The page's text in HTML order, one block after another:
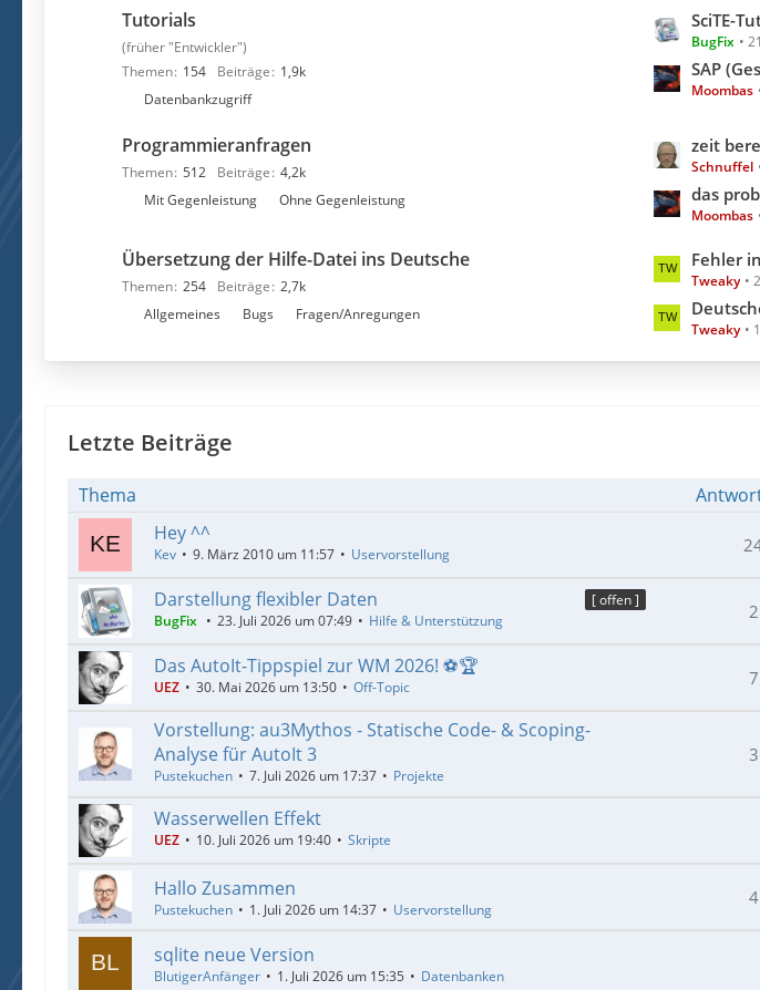
e
n
e
i
t
r
g
e
e
r
f
e
n
Tutorials
(früher "Entwickler")
Themen 154 Beiträge 1,9k
L
e
t
z
e
B
e
i
r
ä
g
e
SciTE-
BugFix
SAP
Moombas
t
e
o
r
e
Datenbankzugriff
Programmieranfragen
Themen 512 Beiträge 4,2k
L
e
t
z
e
e
t
zeit
Schnuffel
das
Moombas
t
e
r
Mit Gegenleistung Ohne Gegenleistung
Übersetzung der Hilfe-Datei ins Deutsche
Themen 254 Beiträge 2,7k
L
e
t
z
t
Fehler in der
Tweaky
Deutsche
Tweaky
t
f
e
Allgemeines Bugs Fragen/Anregungen
Letzte Beiträge
Thema
Hey ^^
Kev 9. März 2010 um 11:57 Uservorstellung
[ offen ]
Darstellung flexibler Daten
BugFix 23. Juli 2026 um 07:49 Hilfe & Unterstützung 2
Das AutoIt-Tippspiel zur WM 2026! ⚽🏆
UEZ 30. Mai 2026 um 13:50 Off-Topic 7
Vorstellung: au3Mythos - Statische Code- & Scoping-
Analyse für AutoIt 3
Pustekuchen 7. Juli 2026 um 17:37 Projekte
3
Wasserwellen Effekt
UEZ 10. Juli 2026 um 19:40 Skripte
Hallo Zusammen
Pustekuchen 1. Juli 2026 um 14:37 Uservorstellung
4
sqlite neue Version
BlutigerAnfänger 1. Juli 2026 um 15:35 Datenbanken